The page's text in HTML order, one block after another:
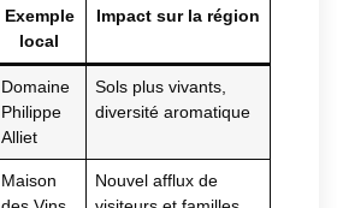
Exemple
local
Impact sur la région
Domaine
Philippe
Alliet
Sols plus vivants,
diversité aromatique
Maison
Nouvel afflux de